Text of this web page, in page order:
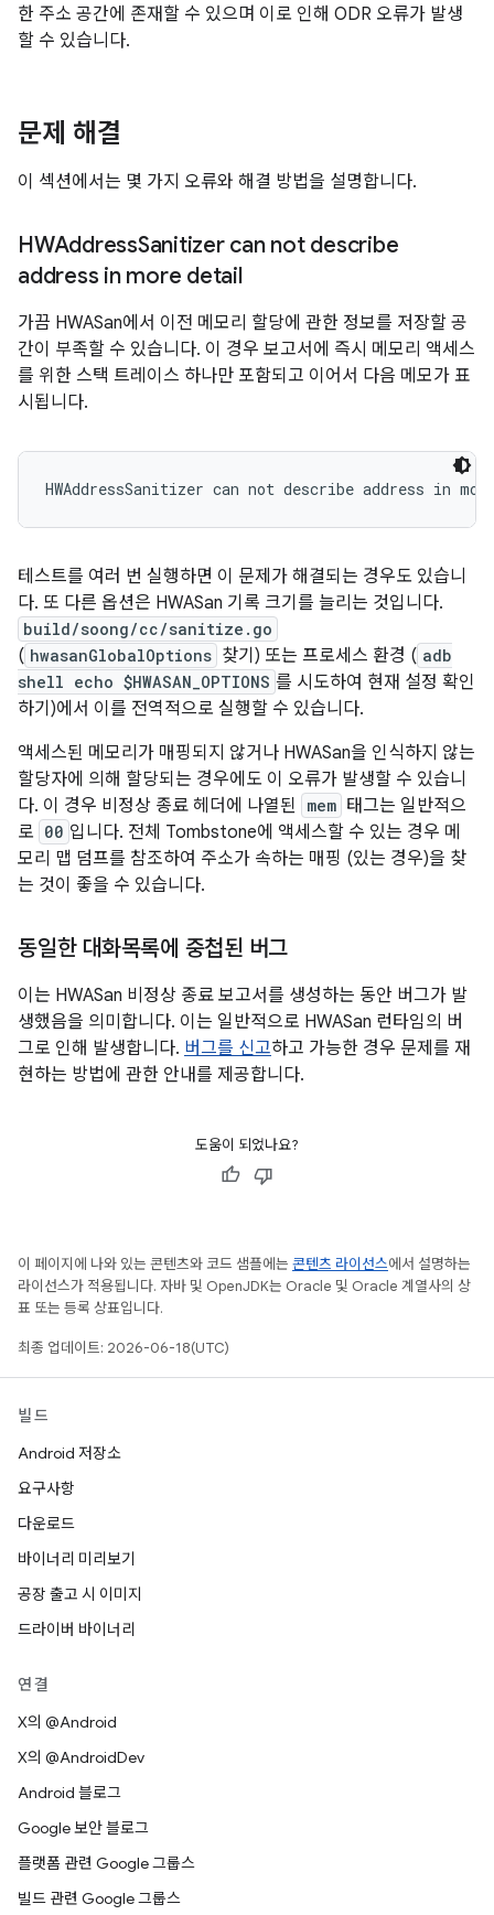
한 주소 공간에 존재할 수 있으며 이로 인해 ODR 오류가 발생
할 수 있습니다.
문제 해결
이 섹션에서는 몇 가지 오류와 해결 방법을 설명합니다.
HWAddressSanitizer can not describe
address in more detail
가끔 HWASan에서 이전 메모리 할당에 관한 정보를 저장할 공
간이 부족할 수 있습니다. 이 경우 보고서에 즉시 메모리 액세스
를 위한 스택 트레이스 하나만 포함되고 이어서 다음 메모가 표
시됩니다.
HWAddressSanitizer can not describe address in
테스트를 여러 번 실행하면 이 문제가 해결되는 경우도 있습니
다. 또 다른 옵션은 HWASan 기록 크기를 늘리는 것입니다.
build/soong/cc/sanitize.go
( hwasanGlobalOptions 찾기) 또는 프로세스 환경 ( adb
shell echo $HWASAN_OPTIONS 를 시도하여 현재 설정 확인
하기)에서 이를 전역적으로 실행할 수 있습니다.
액세스된 메모리가 매핑되지 않거나 HWASan을 인식하지 않는
할당자에 의해 할당되는 경우에도 이 오류가 발생할 수 있습니
다. 이 경우 비정상 종료 헤더에 나열된 mem 태그는 일반적으
로 00 입니다. 전체 Tombstone에 액세스할 수 있는 경우 메
모리 맵 덤프를 참조하여 주소가 속하는 매핑 (있는 경우)을 찾
는 것이 좋을 수 있습니다.
동일한 대화목록에 중첩된 버그
이는 HWASan 비정상 종료 보고서를 생성하는 동안 버그가 발
생했음을 의미합니다. 이는 일반적으로 HWASan 런타임의 버
그로 인해 발생합니다. 버그를 신고하고 가능한 경우 문제를 재
현하는 방법에 관한 안내를 제공합니다.
도움이 되었나요?
이 페이지에 나와 있는 콘텐츠와 코드 샘플에는 콘텐츠 라이선스에서 설명하는
라이선스가 적용됩니다. 자바 및 OpenJDK는 Oracle 및 Oracle 계열사의 상
표 또는 등록 상표입니다.
최종 업데이트: 2026-06-18(UTC)
빌드
Android 저장소
요구사항
다운로드
바이너리 미리보기
공장 출고 시 이미지
드라이버 바이너리
연결
X의 @Android
X의 @AndroidDev
Android 블로그
Google 보안 블로그
플랫폼 관련 Google 그룹스
빌드 관련 Google 그룹스